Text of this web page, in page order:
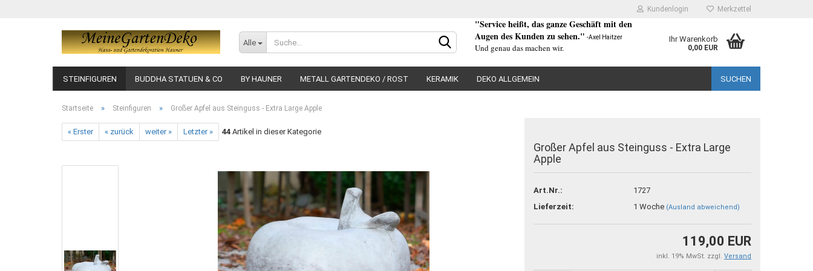
Kundenlogin
Konto erstellen
Passwort vergessen?
Merkzettel
Alle
"Service heißt, das ganze Geschäft mit den
Augen des Kunden zu sehen." -Axel Haitzer
Und genau das machen wir.
Ihr Warenkorb
0,00 EUR
STEINFIGUREN BUDDHA STATUEN & CO BY HAUNER METALL GARTENDEKO / ROST KERAMIK DEKO ALLGEMEIN SUCHEN
Startseite » Steinfiguren » Großer Apfel aus Steinguss - Extra Large Apple
« Erster « zurück weiter » Letzter » 44 Artikel in dieser Kategorie
Großer Apfel aus Steinguss - Extra Large
Apple
Art.Nr.:
1727
Lieferzeit:
1 Woche (Ausland abweichend)
119,00 EUR
inkl. 19% MwSt. zzgl. Versand